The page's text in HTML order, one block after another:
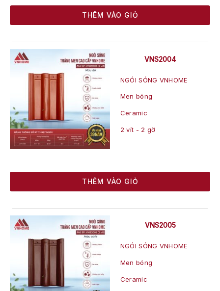
THÊM VÀO GIỎ
VNS2004
NGÓI SÓNG VNHOME
Men bóng
Ceramic
2 vít - 2 gờ
THÊM VÀO GIỎ
VNS2005
NGÓI SÓNG VNHOME
Men bóng
Ceramic